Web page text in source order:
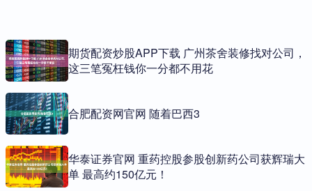
期货配资炒股APP下载 广州茶舍装修找对公司，
这三笔冤枉钱你一分都不用花
合肥配资网官网 随着巴西3
华泰证券官网 重药控股参股创新药公司获辉瑞大
单 最高约150亿元！